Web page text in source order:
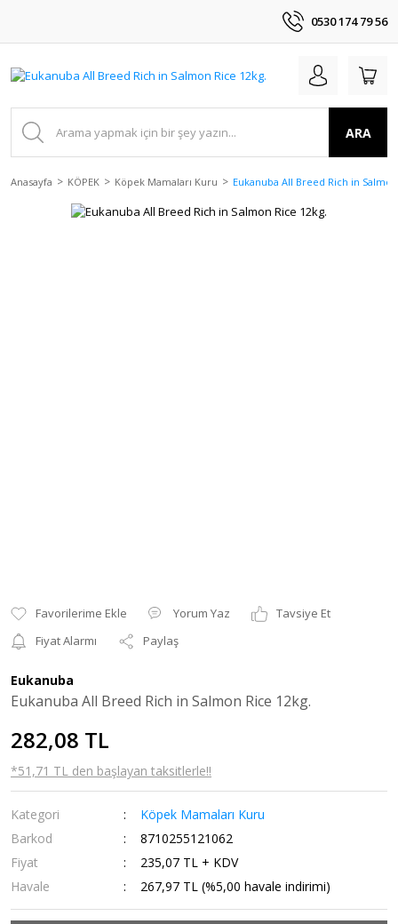
0530 174 79 56
ARA
Anasayfa KÖPEK Köpek Mamaları Kuru Eukanuba All Breed Rich in
Yorum Yaz
Tavsiye Et
Fiyat Alarmı
Paylaş
Eukanuba
Eukanuba All Breed Rich in Salmon Rice 12kg.
282,08 TL
*51,71 TL den başlayan taksitlerle!!
Kategori
Köpek Mamaları Kuru
Barkod
8710255121062
Fiyat
235,07 TL + KDV
Havale
267,97 TL (%5,00 havale indirimi)